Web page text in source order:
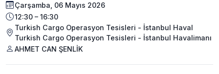
Çarşamba, 06 Mayıs 2026
12:30 – 16:30
Turkish Cargo Operasyon Tesisleri - İstanbul Haval
Turkish Cargo Operasyon Tesisleri - İstanbul Havalimanı
AHMET CAN ŞENLİK